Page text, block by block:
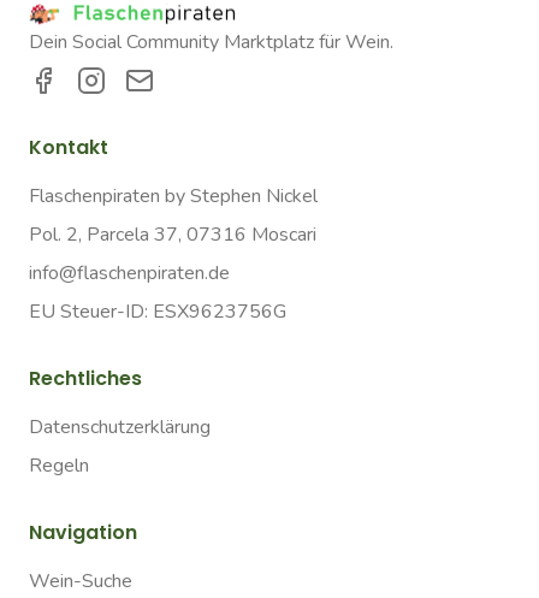
Dein Social Community Marktplatz für Wein.
Kontakt
Flaschenpiraten by Stephen Nickel
Pol. 2, Parcela 37, 07316 Moscari
info@flaschenpiraten.de
EU Steuer-ID: ESX9623756G
Rechtliches
Datenschutzerklärung
Regeln
Navigation
Wein-Suche